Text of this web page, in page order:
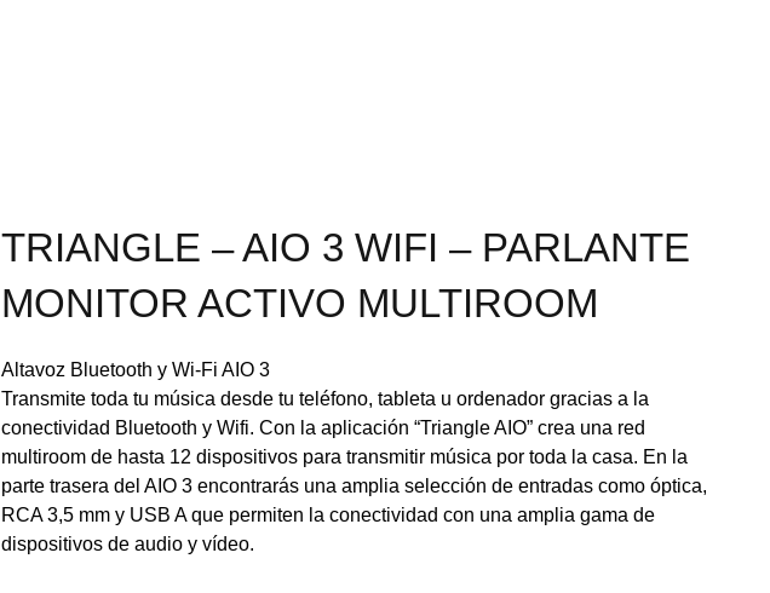
TRIANGLE – AIO 3 WIFI – PARLANTE
MONITOR ACTIVO MULTIROOM
Altavoz Bluetooth y Wi-Fi AIO 3
Transmite toda tu música desde tu teléfono, tableta u ordenador gracias a la
conectividad Bluetooth y Wifi. Con la aplicación “Triangle AIO” crea una red
multiroom de hasta 12 dispositivos para transmitir música por toda la casa. En la
parte trasera del AIO 3 encontrarás una amplia selección de entradas como óptica,
RCA 3,5 mm y USB A que permiten la conectividad con una amplia gama de
dispositivos de audio y vídeo.